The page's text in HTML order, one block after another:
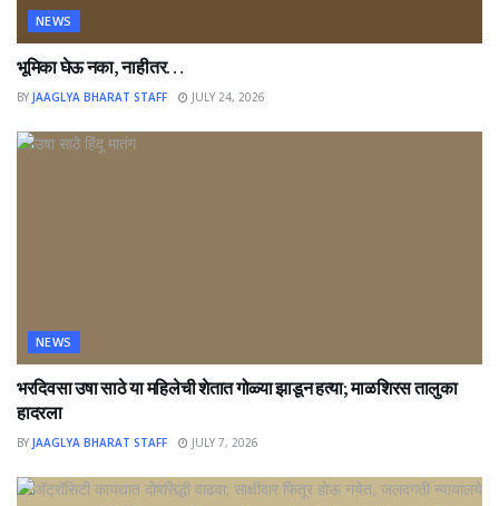
NEWS
भूमिका घेऊ नका, नाहीतर…
BY JAAGLYA BHARAT STAFF JULY 24, 2026
NEWS
भरदिवसा उषा साठे या महिलेची शेतात गोळ्या झाडून हत्या; माळशिरस तालुका
हादरला
BY JAAGLYA BHARAT STAFF JULY 7, 2026